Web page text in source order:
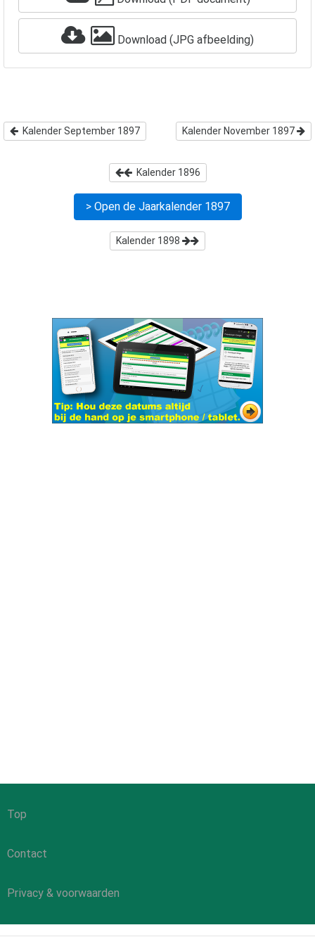
Download (JPG afbeelding)
Kalender September 1897 Kalender November 1897
Kalender 1896
> Open de Jaarkalender 1897
Kalender 1898
Top
Contact
Privacy & voorwaarden